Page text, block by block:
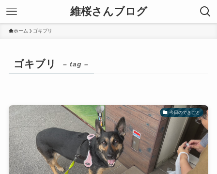
維桜さんブログ
ホーム ゴキブリ
ゴキブリ – tag –
今日のできごと